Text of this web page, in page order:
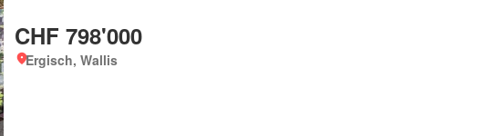
CHF 798'000
Ergisch, Wallis